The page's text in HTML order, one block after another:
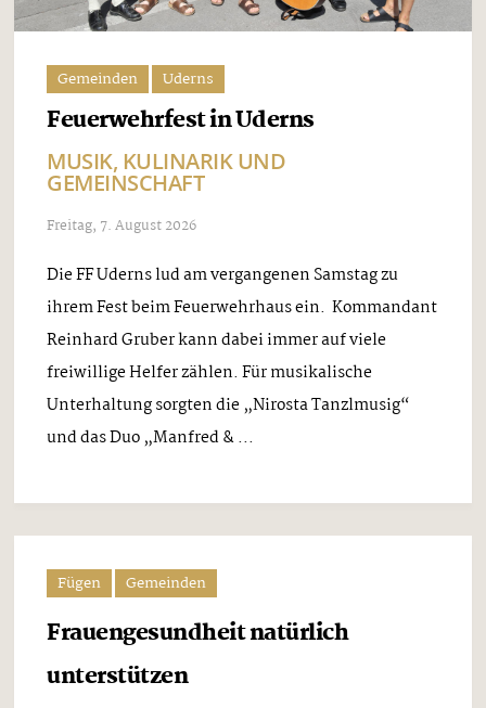
Gemeinden Uderns
Feuerwehrfest in Uderns
MUSIK, KULINARIK UND
GEMEINSCHAFT
Freitag, 7. August 2026
Die FF Uderns lud am vergangenen Samstag zu
ihrem Fest beim Feuerwehrhaus ein. Kommandant
Reinhard Gruber kann dabei immer auf viele
freiwillige Helfer zählen. Für musikalische
Unterhaltung sorgten die „Nirosta Tanzlmusig“
und das Duo „Manfred & ...
Fügen Gemeinden
Frauengesundheit natürlich
unterstützen